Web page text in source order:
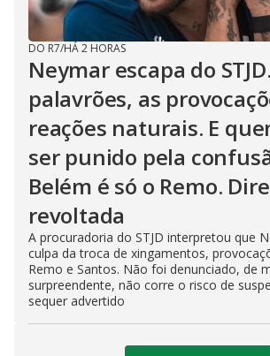
DO R7/HÁ 2 HORAS
Neymar escapa do
palavrões, as
reações naturais. E
ser punido pela
Belém é só o Remo.
revoltada
A procuradoria do STJD interpretou que
culpa da troca de xingamentos,
Remo e Santos. Não foi denunciado, de
surpreendente, não corre o risco de
sequer advertido